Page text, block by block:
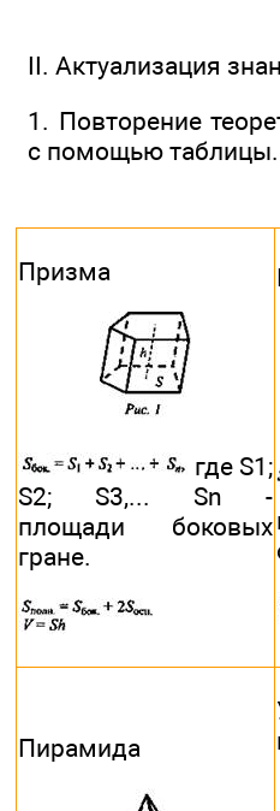
II. Актуализация
1. Повторение
с помощью таблицы.
Призма
где S1;
S2; S3,... Sn -
площади боковых
гране.
Пирамида